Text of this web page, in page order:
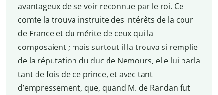
avantageux de se voir reconnue par le roi. Ce
comte la trouva instruite des intérêts de la cour
de France et du mérite de ceux qui la
composaient ; mais surtout il la trouva si remplie
de la réputation du duc de Nemours, elle lui parla
tant de fois de ce prince, et avec tant
d’empressement, que, quand M. de Randan fut